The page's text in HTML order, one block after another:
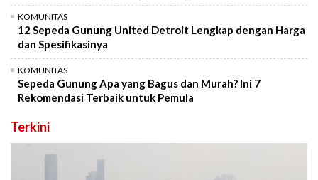
KOMUNITAS
12 Sepeda Gunung United Detroit Lengkap dengan Harga
dan Spesifikasinya
KOMUNITAS
Sepeda Gunung Apa yang Bagus dan Murah? Ini 7
Rekomendasi Terbaik untuk Pemula
Terkini